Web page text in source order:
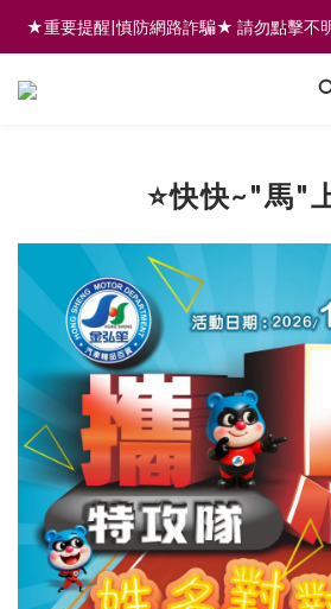
註冊會員享200元購物金 | 全館滿999
★重要提醒|慎防網路詐騙★ 請勿點擊不
註冊會員享200元購物金 | 全館滿999
⭐快快~"馬"